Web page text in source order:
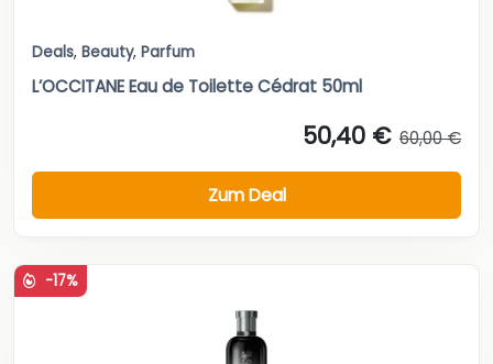
Deals, Beauty, Parfum
L’OCCITANE Eau de Toilette Cédrat 50ml
50,40 € 60,00 €
Zum Deal
-17%